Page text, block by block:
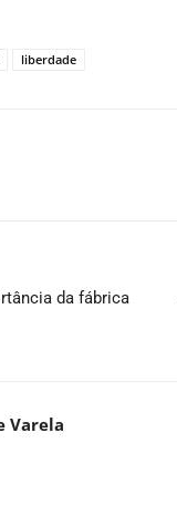
liberdade
da fábrica
Varela